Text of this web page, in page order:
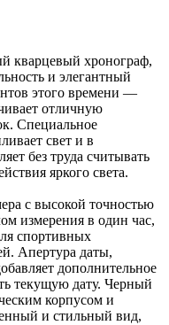
кварцевый хронограф,
и элегантный
этого времени —
отличную
Специальное
свет и в
без труда считывать
яркого света.
с высокой точностью
измерения в один час,
спортивных
Апертура даты,
дополнительное
текущую дату. Черный
корпусом и
и стильный вид,